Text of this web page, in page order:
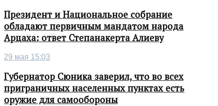
Президент и Национальное собрание
обладают первичным мандатом народа
Арцаха: ответ Степанакерта Алиеву
29 мая 15:03
Губернатор Сюника заверил, что во всех
приграничных населенных пунктах есть
оружие для самообороны